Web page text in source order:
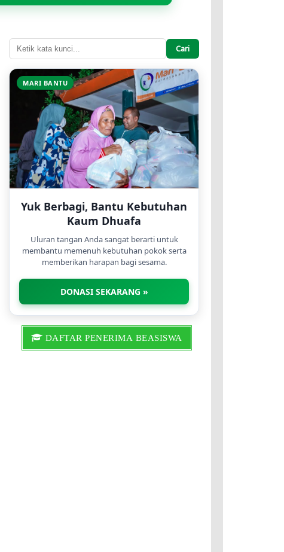
Cari
MARI BANTU
Yuk Berbagi, Bantu Kebutuhan
Kaum Dhuafa
Uluran tangan Anda sangat berarti untuk
membantu memenuh kebutuhan pokok serta
memberikan harapan bagi sesama.
DONASI SEKARANG »
DAFTAR PENERIMA BEASISWA